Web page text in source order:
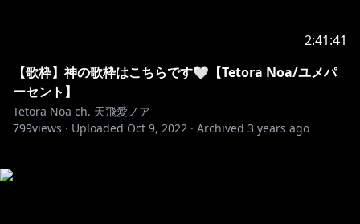
2:41:41
【歌枠】神の歌枠はこちらです🤍【Tetora Noa/ユメパ
ーセント】
Tetora Noa ch. 天飛愛ノア
799views · Uploaded Oct 9, 2022 · Archived 3 years ago